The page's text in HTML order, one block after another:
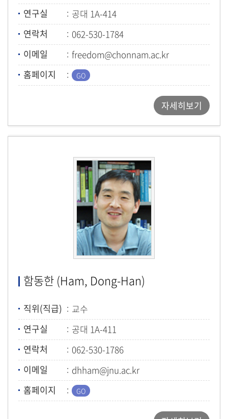
연구실
공대 1A-414
연락처
062-530-1784
이메일
freedom@chonnam.ac.kr
홈페이지
자세히보기
함동한 (Ham, Dong-Han)
직위(직급)
교수
연구실
공대 1A-411
연락처
062-530-1786
이메일
dhham@jnu.ac.kr
홈페이지